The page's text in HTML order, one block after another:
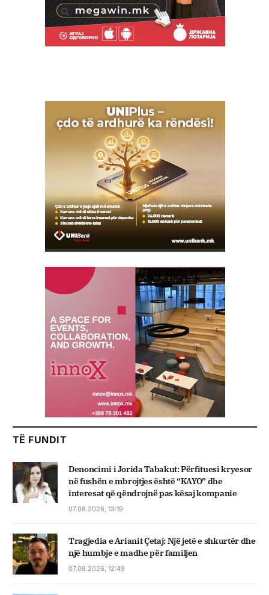
TË FUNDIT
Denoncimi i Jorida Tabakut: Përfituesi kryesor
në fushën e mbrojtjes është “KAYO” dhe
interesat që qëndrojnë pas kësaj kompanie
07.08.2026, 13:19
Tragjedia e Arianit Çetaj: Një jetë e shkurtër dhe
një humbje e madhe për familjen
07.08.2026, 12:49